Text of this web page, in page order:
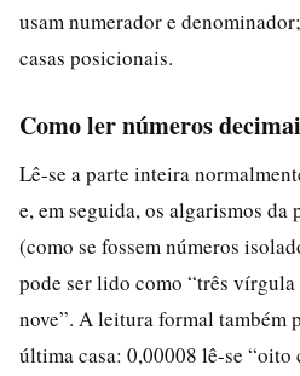
usam numerador e
casas posicionais.
Como ler números
Lê-se a parte inteira
e, em seguida, os algarismos da
(como se fossem números
pode ser lido como “três
nove”. A leitura formal também
última casa: 0,00008 lê-se “oito